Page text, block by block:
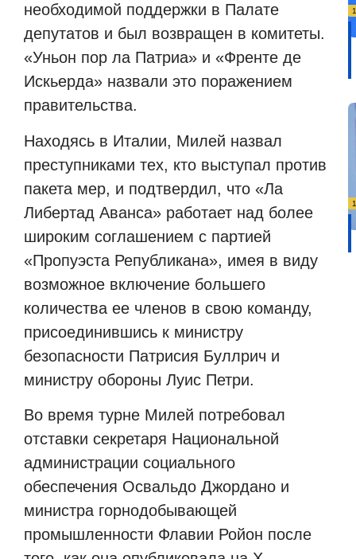
необходимой поддержки в Палате
депутатов и был возвращен в комитеты.
«Уньон пор ла Патриа» и «Френте де
Искьерда» назвали это поражением
правительства.
Находясь в Италии, Милей назвал
преступниками тех, кто выступал против
пакета мер, и подтвердил, что «Ла
Либертад Аванса» работает над более
широким соглашением с партией
«Пропуэста Републикана», имея в виду
возможное включение большего
количества ее членов в свою команду,
присоединившись к министру
безопасности Патрисия Буллрич и
министру обороны Луис Петри.
Во время турне Милей потребовал
отставки секретаря Национальной
администрации социального
обеспечения Освальдо Джордано и
министра горнодобывающей
промышленности Флавии Ройон после